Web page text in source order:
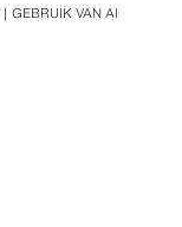
GEBRUIK VAN AI